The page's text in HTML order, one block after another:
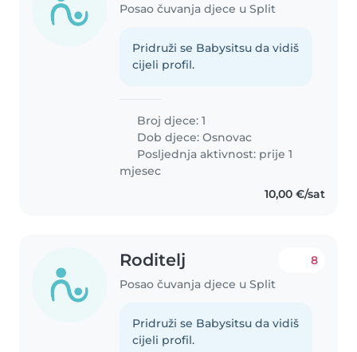
Posao čuvanja djece u Split
Pridruži se Babysitsu da vidiš
cijeli profil.
Broj djece: 1
Dob djece:Osnovac
Posljednja aktivnost: prije 1
mjesec
10,00 €/sat
Roditelj
Posao čuvanja djece u Split
8
Pridruži se Babysitsu da vidiš
cijeli profil.